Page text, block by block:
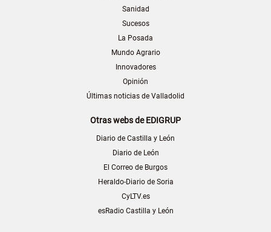
Sanidad
Sucesos
La Posada
Mundo Agrario
Innovadores
Opinión
Últimas noticias de Valladolid
Otras webs de EDIGRUP
Diario de Castilla y León
Diario de León
El Correo de Burgos
Heraldo-Diario de Soria
CyLTV.es
esRadio Castilla y León